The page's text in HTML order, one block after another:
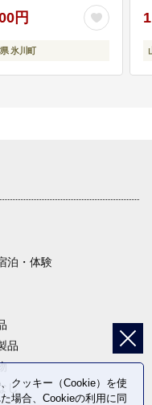
円
氷川町
泊・体験
品
し
クッキー（Cookie）を使
場合、Cookieの利用に同